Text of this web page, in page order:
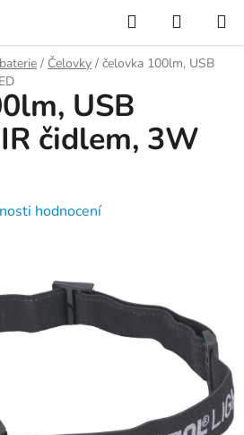
Hledat
KOŠÍK
/ Čelovky / čelovka 100lm, USB
USB
čidlem, 3W
hodnocení